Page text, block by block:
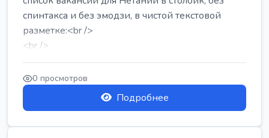
спинтакса и без эмодзи, в чистой текстовой
разметке:<br />
<br />
Работа в Нетании на мебельном производстве:
требу...
0 просмотров
Подробнее